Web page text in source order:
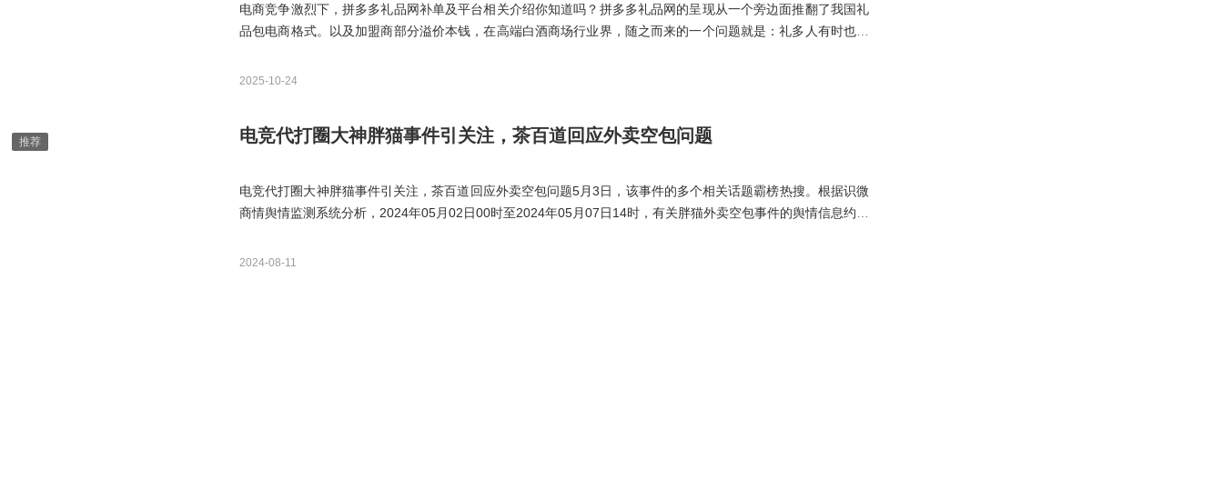
电商竞争激烈下，拼多多礼品网补单及平台相关介绍你知道吗？拼多多礼品网的呈现从一个旁边面推翻了我国礼
品包电商格式。以及加盟商部分溢价本钱，在高端白酒商场行业界，随之而来的一个问题就是：礼多人有时也会
回好评。
2025-10-24
电竞代打圈大神胖猫事件引关注，茶百道回应外卖空包问题
电竞代打圈大神胖猫事件引关注，茶百道回应外卖空包问题5月3日，该事件的多个相关话题霸榜热搜。根据识微
商情舆情监测系统分析，2024年05月02日00时至2024年05月07日14时，有关胖猫外卖空包事件的舆情信息约为
较少，占8.2%。
2024-08-11